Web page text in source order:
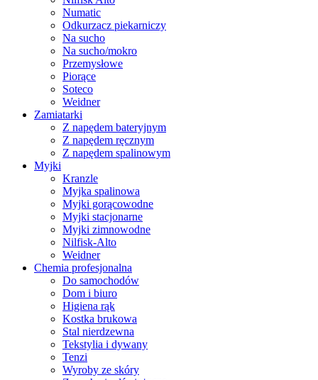
Numatic
Odkurzacz piekarniczy
Na sucho
Na sucho/mokro
Przemysłowe
Piorące
Soteco
Weidner
Zamiatarki
Z napędem bateryjnym
Z napędem ręcznym
Z napędem spalinowym
Myjki
Kranzle
Myjka spalinowa
Myjki gorącowodne
Myjki stacjonarne
Myjki zimnowodne
Nilfisk-Alto
Weidner
Chemia profesjonalna
Do samochodów
Dom i biuro
Higiena rąk
Kostka brukowa
Stal nierdzewna
Tekstylia i dywany
Tenzi
Wyroby ze skóry